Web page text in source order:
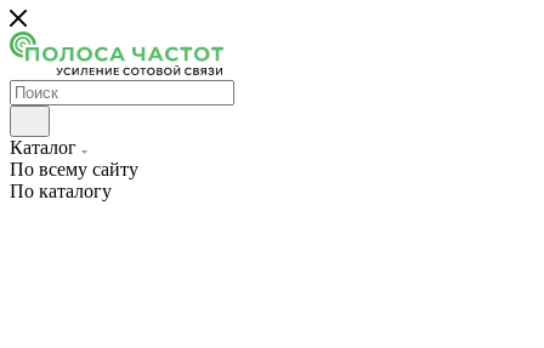
Каталог
По всему сайту
По каталогу